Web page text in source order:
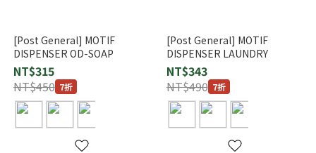
[Post General] MOTIF
DISPENSER OD-SOAP
NT$315
NT$450 7折
[Post General] MOTIF
DISPENSER LAUNDRY
NT$343
NT$490 7折